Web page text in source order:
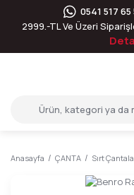
0541 517 65
2999.-TL Ve Üzeri
Anasayfa ÇANTA Sırt